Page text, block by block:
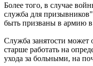
Более того, в случае
служба для
быть призваны в армию
Служба занятости может
старше работать на
ухода за больными, на